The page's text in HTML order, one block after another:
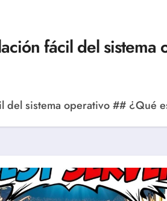
fácil del sistema
sistema operativo ## ¿Qué